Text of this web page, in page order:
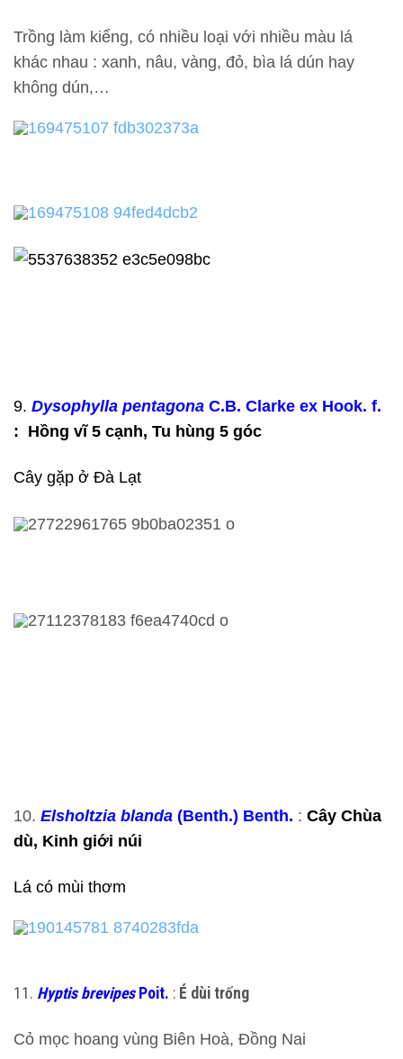
Trồng làm kiểng, có nhiều loại với nhiều màu lá
khác nhau : xanh, nâu, vàng, đỏ, bìa lá dún hay
không dún,…
9. Dysophylla pentagona C.B. Clarke ex Hook. f.
: Hồng vĩ 5 cạnh, Tu hùng 5 góc
Cây gặp ở Đà Lạt
10. Elsholtzia blanda (Benth.) Benth. : Cây Chùa
dù, Kinh giới núi
Lá có mùi thơm
11. Hyptis brevipes Poit. : É dùi trống
Cỏ mọc hoang vùng Biên Hoà, Đồng Nai